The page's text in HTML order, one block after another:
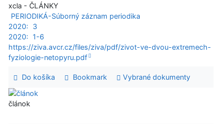
xcla - ČLÁNKY
PERIODIKÁ-Súborný záznam periodika
2020:
3
2020:
1-6
https://ziva.avcr.cz/files/ziva/pdf/zivot-ve-dvou-extremech-
fyziologie-netopyru.pdf
Do košíka Bookmark Vybrané dokumenty
článok